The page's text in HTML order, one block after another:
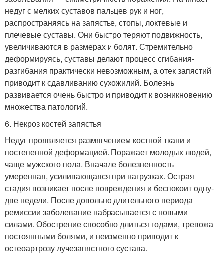
недуг с мелких суставов пальцев рук и ног,
распространяясь на запястье, стопы, локтевые и
плечевые суставы. Они быстро теряют подвижность,
увеличиваются в размерах и болят. Стремительно
деформируясь, суставы делают процесс сгибания-
разгибания практически невозможным, а отек запястий
приводит к сдавливанию сухожилий. Болезнь
развивается очень быстро и приводит к возникновению
множества патологий.
6. Некроз костей запястья
Недуг проявляется размягчением костной ткани и
постепенной деформацией. Поражает молодых людей,
чаще мужского пола. Вначале болезненность
умеренная, усиливающаяся при нагрузках. Острая
стадия возникает после повреждения и беспокоит одну-
две недели. После довольно длительного периода
ремиссии заболевание набрасывается с новыми
силами. Обострение способно длиться годами, тревожа
постоянными болями, и неизменно приводит к
остеоартрозу лучезапястного сустава.